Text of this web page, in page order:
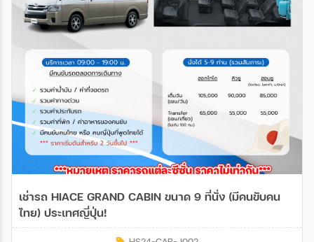
เช่ารถ HIACE GRAND CABIN ขนาด 9 ที่นั่ง (มีคนขับคน
ไทย) ประเทศญี่ปุ่น!